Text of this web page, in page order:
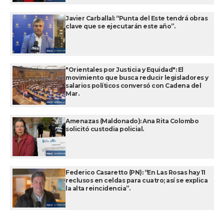
Javier Carballal: “Punta del Este tendrá obras
clave que se ejecutarán este año”.
"Orientales por Justicia y Equidad": El
movimiento que busca reducir legisladores y
salarios políticos conversó con Cadena del
Mar.
Amenazas (Maldonado): Ana Rita Colombo
solicitó custodia policial.
Federico Casaretto (PN): “En Las Rosas hay 11
reclusos en celdas para cuatro; así se explica
la alta reincidencia”.